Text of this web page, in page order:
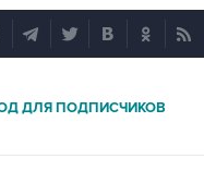
ДЛЯ ПОДПИСЧИКОВ